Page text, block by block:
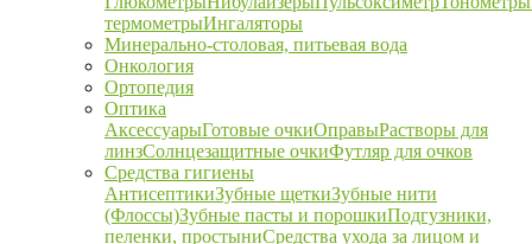
термометрыИнгаляторы
Минерально-столовая, питьевая вода
Онкология
Ортопедия
Оптика
АксессуарыГотовые очкиОправыРастворы для
линзСолнцезащитные очкиФутляр для очков
Средства гигиены
АнтисептикиЗубные щеткиЗубные нити
(Флоссы)Зубные пасты и порошкиПодгузники,
пеленки, простыниСредства ухода за лицом и